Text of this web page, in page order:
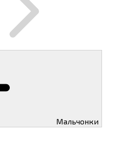
Мальчонки